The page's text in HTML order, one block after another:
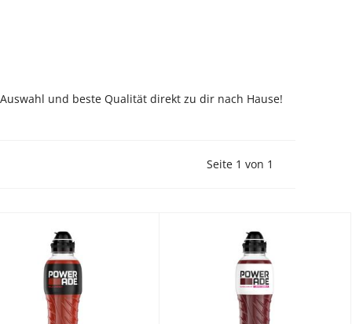
und beste Qualität direkt zu dir nach Hause!
Vorherige Seite
Seite 1 von 1